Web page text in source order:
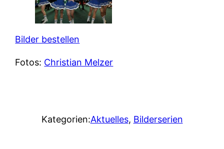
Bilder bestellen
Fotos: Christian Melzer
Kategorien:Aktuelles, Bilderserien